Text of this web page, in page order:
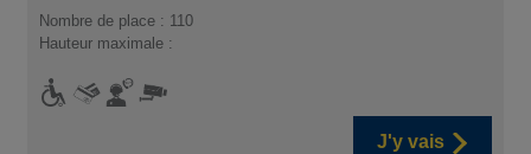
Nombre de place : 110
Hauteur maximale :
J'y vais